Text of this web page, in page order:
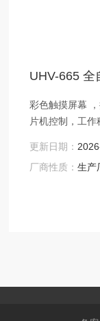
UHV-665 全
彩色触摸屏幕
片机控制，工作
更新日期：
厂商性质：生产